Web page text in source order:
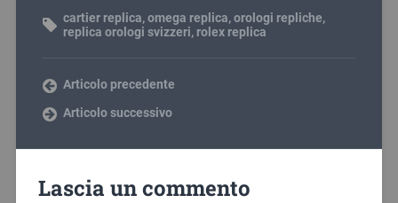
cartier replica,omega replica,orologi repliche,
replica orologi svizzeri, rolex replica
Articolo precedente
Articolo successivo
Lascia un commento